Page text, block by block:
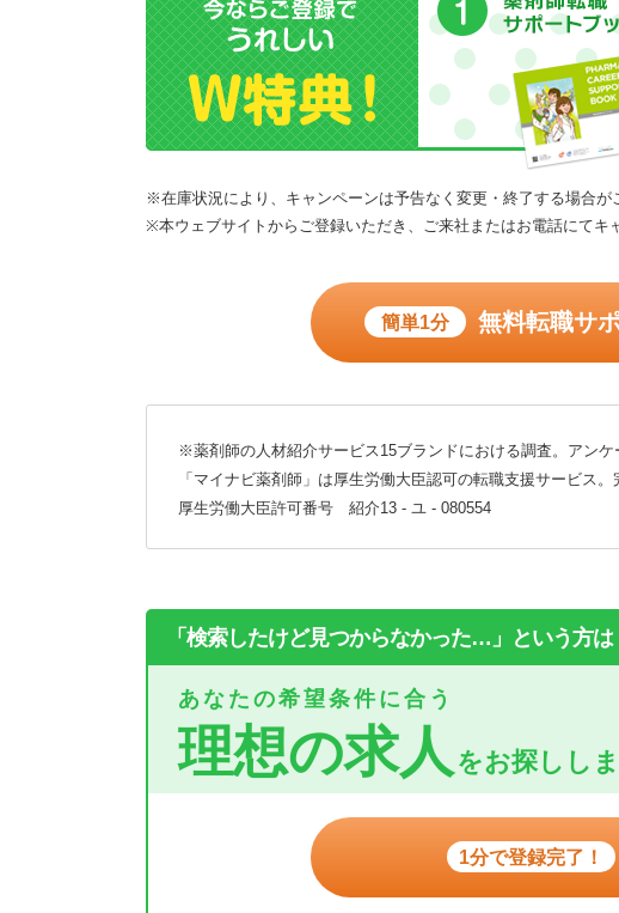
※在庫状況により、キャンペーンは予告なく変更・終了する場合が
※本ウェブサイトからご登録いただき、ご来社またはお電話にてキ
簡単1分 無料転職サ
※薬剤師の人材紹介サービス15ブランドにおける調査。アン
「マイナビ薬剤師」は厚生労働大臣認可の転職支援サービス。
厚生労働大臣許可番号 紹介13 - ユ - 080554
「検索したけど見つからなかった…」という方は
あなたの希望条件に合う
理想の求人をお探ししま
1分で登録完了！